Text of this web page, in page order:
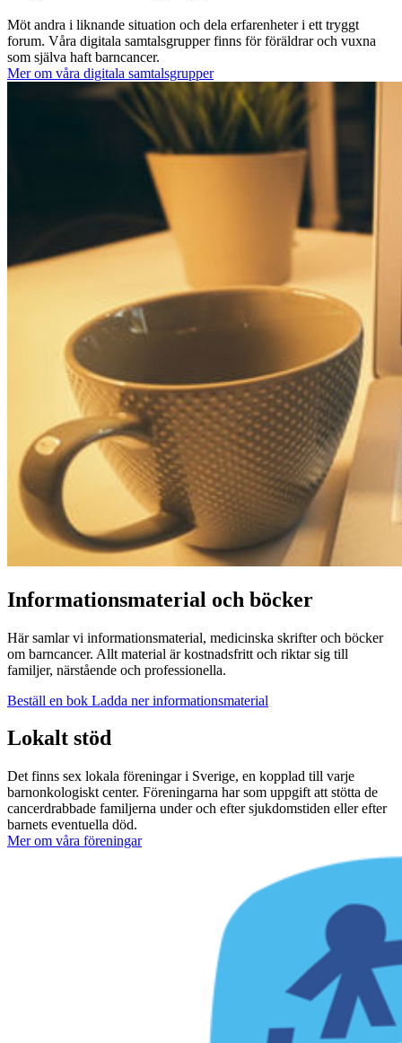
Möt andra i liknande situation och dela erfarenheter i ett tryggt
forum. Våra digitala samtalsgrupper finns för föräldrar och vuxna
som själva haft barncancer.
Mer om våra digitala samtalsgrupper
Informationsmaterial och böcker
Här samlar vi informationsmaterial, medicinska skrifter och böcker
om barncancer. Allt material är kostnadsfritt och riktar sig till
familjer, närstående och professionella.
Beställ en bok Ladda ner informationsmaterial
Lokalt stöd
Det finns sex lokala föreningar i Sverige, en kopplad till varje
barnonkologiskt center. Föreningarna har som uppgift att stötta de
cancerdrabbade familjerna under och efter sjukdomstiden eller efter
barnets eventuella död.
Mer om våra föreningar